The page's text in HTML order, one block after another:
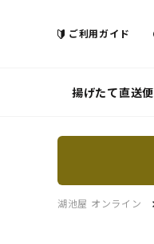
ご利用ガイド
揚げたて直送便
湖池屋 オンライン